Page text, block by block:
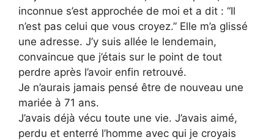
inconnue s’est approchée de moi et a dit : “Il
n’est pas celui que vous croyez.” Elle m’a glissé
une adresse. J’y suis allée le lendemain,
convaincue que j’étais sur le point de tout
perdre après l’avoir enfin retrouvé.
Je n’aurais jamais pensé être de nouveau une
mariée à 71 ans.
J’avais déjà vécu toute une vie. J’avais aimé,
perdu et enterré l’homme avec qui je croyais